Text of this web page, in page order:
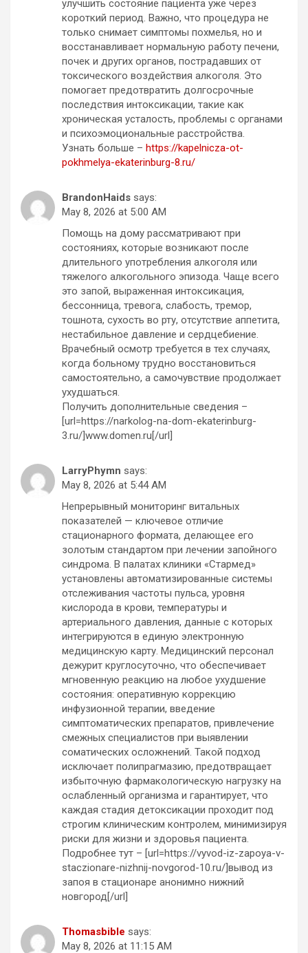
улучшить состояние пациента уже через
короткий период. Важно, что процедура не
только снимает симптомы похмелья, но и
восстанавливает нормальную работу печени,
почек и других органов, пострадавших от
токсического воздействия алкоголя. Это
помогает предотвратить долгосрочные
последствия интоксикации, такие как
хроническая усталость, проблемы с органами
и психоэмоциональные расстройства.
Узнать больше – https://kapelnicza-ot-
pokhmelya-ekaterinburg-8.ru/
BrandonHaids says:
May 8, 2026 at 5:00 AM
Помощь на дому рассматривают при
состояниях, которые возникают после
длительного употребления алкоголя или
тяжелого алкогольного эпизода. Чаще всего
это запой, выраженная интоксикация,
бессонница, тревога, слабость, тремор,
тошнота, сухость во рту, отсутствие аппетита,
нестабильное давление и сердцебиение.
Врачебный осмотр требуется в тех случаях,
когда больному трудно восстановиться
самостоятельно, а самочувствие продолжает
ухудшаться.
Получить дополнительные сведения –
[url=https://narkolog-na-dom-ekaterinburg-
3.ru/]www.domen.ru[/url]
LarryPhymn says:
May 8, 2026 at 5:44 AM
Непрерывный мониторинг витальных
показателей — ключевое отличие
стационарного формата, делающее его
золотым стандартом при лечении запойного
синдрома. В палатах клиники «Стармед»
установлены автоматизированные системы
отслеживания частоты пульса, уровня
кислорода в крови, температуры и
артериального давления, данные с которых
интегрируются в единую электронную
медицинскую карту. Медицинский персонал
дежурит круглосуточно, что обеспечивает
мгновенную реакцию на любое ухудшение
состояния: оперативную коррекцию
инфузионной терапии, введение
симптоматических препаратов, привлечение
смежных специалистов при выявлении
соматических осложнений. Такой подход
исключает полипрагмазию, предотвращает
избыточную фармакологическую нагрузку на
ослабленный организма и гарантирует, что
каждая стадия детоксикации проходит под
строгим клиническим контролем, минимизируя
риски для жизни и здоровья пациента.
Подробнее тут – [url=https://vyvod-iz-zapoya-v-
staczionare-nizhnij-novgorod-10.ru/]вывод из
запоя в стационаре анонимно нижний
новгород[/url]
Thomasbible says:
May 8, 2026 at 11:15 AM